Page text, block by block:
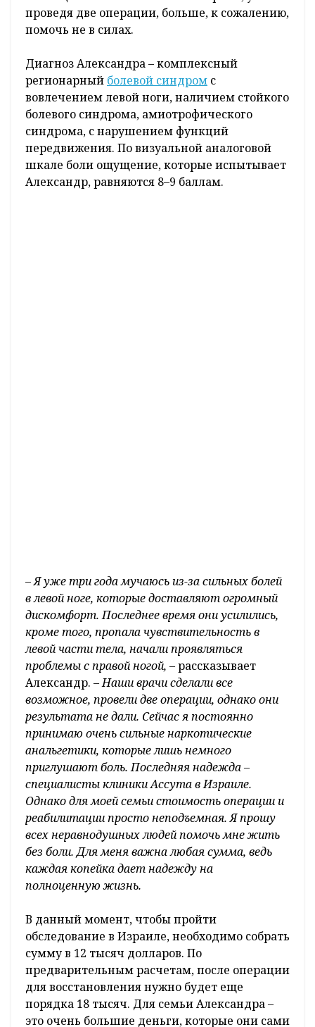
проведя две операции, больше, к сожалению,
помочь не в силах.
Диагноз Александра – комплексный
регионарный болевой синдром с
вовлечением левой ноги, наличием стойкого
болевого синдрома, амиотрофического
синдрома, с нарушением функций
передвижения. По визуальной аналоговой
шкале боли ощущение, которые испытывает
Александр, равняются 8–9 баллам.
–Я уже три года мучаюсь из-за сильных болей
в левой ноге, которые доставляют огромный
дискомфорт. Последнее время они усилились,
кроме того, пропала чувствительность в
левой части тела, начали проявляться
проблемы с правой ногой, –рассказывает
Александр. –Наши врачи сделали все
возможное, провели две операции, однако они
результата не дали. Сейчас я постоянно
принимаю очень сильные наркотические
анальгетики, которые лишь немного
приглушают боль. Последняя надежда –
специалисты клиники Ассута в Израиле.
Однако для моей семьи стоимость операции и
реабилитации просто неподъемная. Я прошу
всех неравнодушных людей помочь мне жить
без боли. Для меня важна любая сумма, ведь
каждая копейка дает надежду на
полноценную жизнь.
В данный момент, чтобы пройти
обследование в Израиле, необходимо собрать
сумму в 12 тысяч долларов. По
предварительным расчетам, после операции
для восстановления нужно будет еще
порядка 18 тысяч. Для семьи Александра –
это очень большие деньги, которые они сами